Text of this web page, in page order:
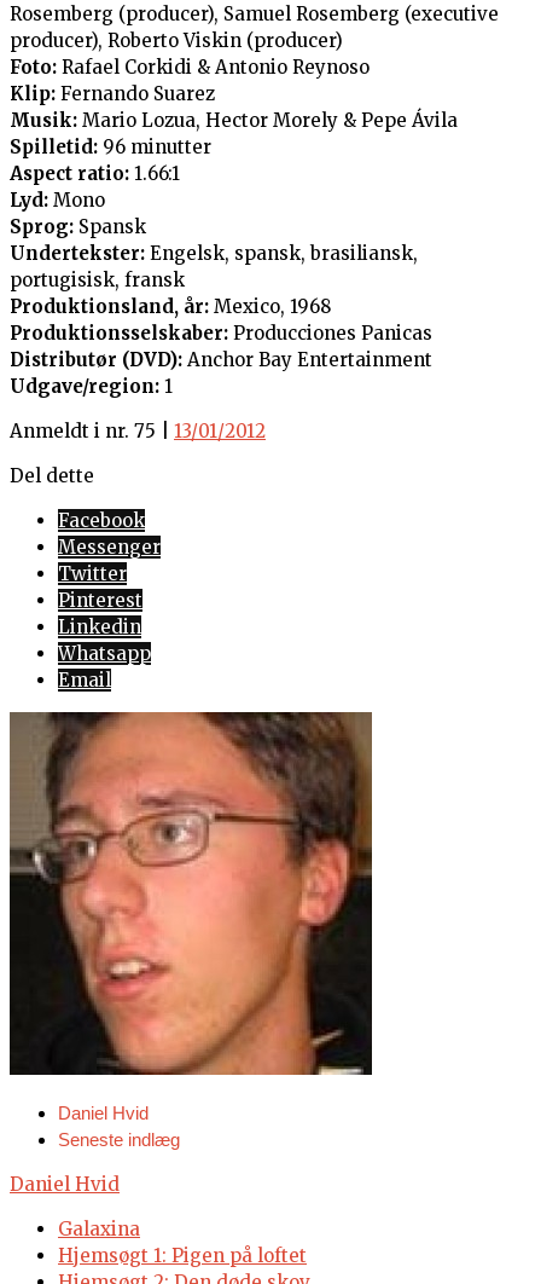
Rosemberg (producer), Samuel Rosemberg (executive
producer), Roberto Viskin (producer)
Foto: Rafael Corkidi & Antonio Reynoso
Klip: Fernando Suarez
Musik: Mario Lozua, Hector Morely & Pepe Ávila
Spilletid: 96 minutter
Aspect ratio: 1.66:1
Lyd: Mono
Sprog: Spansk
Undertekster: Engelsk, spansk, brasiliansk,
portugisisk, fransk
Produktionsland, år: Mexico, 1968
Produktionsselskaber: Producciones Panicas
Distributør (DVD): Anchor Bay Entertainment
Udgave/region: 1
Anmeldt i nr. 75 | 13/01/2012
Del dette
Facebook
Messenger
Twitter
Pinterest
Linkedin
Whatsapp
Email
Daniel Hvid
Seneste indlæg
Daniel Hvid
Galaxina
Hjemsøgt 1: Pigen på loftet